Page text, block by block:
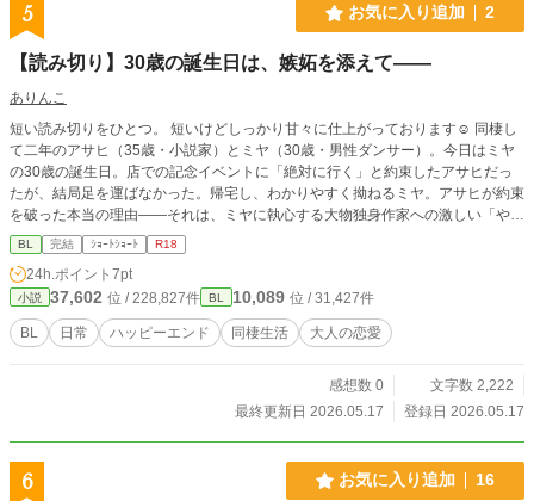
5 お気に入り追加 2
【読み切り】30歳の誕生日は、嫉妬を添えて——
ありんこ
短い読み切りをひとつ。 短いけどしっかり甘々に仕上がっております☺️ 同棲し
て二年のアサヒ（35歳・小説家）とミヤ（30歳・男性ダンサー）。今日はミヤ
の30歳の誕生日。店での記念イベントに「絶対に行く」と約束したアサヒだっ
たが、結局足を運ばなかった。帰宅し、わかりやすく拗ねるミヤ。アサヒが約束
を破った本当の理由——それは、ミヤに執心する大物独身作家への激しい「やき
もち」だった。
BL 完結 ｼｮｰﾄｼｮｰﾄ R18
24h.ポイント 7pt
小説 37,602 位 / 228,827件 BL 10,089 位 / 31,427件
BL 日常 ハッピーエンド 同棲生活 大人の恋愛
感想数 0
文字数 2,222
最終更新日 2026.05.17
登録日 2026.05.17
6 お気に入り追加 16